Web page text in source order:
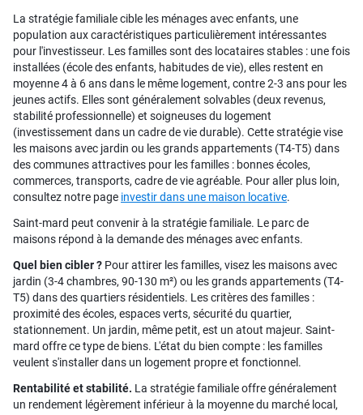
La stratégie familiale cible les ménages avec enfants, une
population aux caractéristiques particulièrement intéressantes
pour l'investisseur. Les familles sont des locataires stables : une fois
installées (école des enfants, habitudes de vie), elles restent en
moyenne 4 à 6 ans dans le même logement, contre 2-3 ans pour les
jeunes actifs. Elles sont généralement solvables (deux revenus,
stabilité professionnelle) et soigneuses du logement
(investissement dans un cadre de vie durable). Cette stratégie vise
les maisons avec jardin ou les grands appartements (T4-T5) dans
des communes attractives pour les familles : bonnes écoles,
commerces, transports, cadre de vie agréable. Pour aller plus loin,
consultez notre page investir dans une maison locative.
Saint-mard peut convenir à la stratégie familiale. Le parc de
maisons répond à la demande des ménages avec enfants.
Quel bien cibler ? Pour attirer les familles, visez les maisons avec
jardin (3-4 chambres, 90-130 m²) ou les grands appartements (T4-
T5) dans des quartiers résidentiels. Les critères des familles :
proximité des écoles, espaces verts, sécurité du quartier,
stationnement. Un jardin, même petit, est un atout majeur. Saint-
mard offre ce type de biens. L'état du bien compte : les familles
veulent s'installer dans un logement propre et fonctionnel.
Rentabilité et stabilité. La stratégie familiale offre généralement
un rendement légèrement inférieur à la moyenne du marché local,